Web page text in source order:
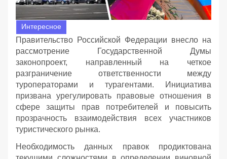
Интересное
Правительство Российской Федерации внесло на
рассмотрение Государственной Думы
законопроект, направленный на четкое
разграничение ответственности между
туроператорами и турагентами. Инициатива
призвана урегулировать правовые отношения в
сфере защиты прав потребителей и повысить
прозрачность взаимодействия всех участников
туристического рынка.
Необходимость данных правок продиктована